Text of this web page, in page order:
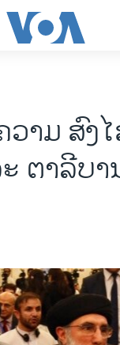
າມ ສົງ​
ຕາ​ລີ​ບາ